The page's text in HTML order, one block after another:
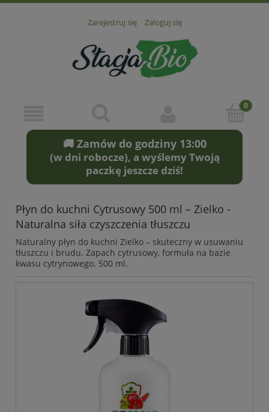
Zarejestruj się Zaloguj się
🚚 Zamów do godziny 13:00
(w dni robocze), a wyślemy Twoją
paczkę jeszcze dziś!
Płyn do kuchni Cytrusowy 500 ml – Zielko -
Naturalna siła czyszczenia tłuszczu
Naturalny płyn do kuchni Zielko – skuteczny w usuwaniu
tłuszczu i brudu. Zapach cytrusowy, formuła na bazie
kwasu cytrynowego. 500 ml.